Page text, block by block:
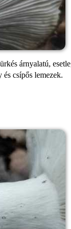
árnyalatú,
csípős lemezek.